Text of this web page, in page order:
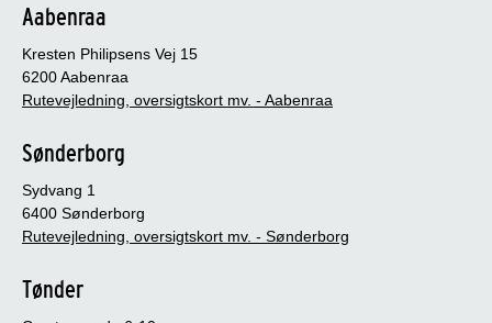
Aabenraa
Kresten Philipsens Vej 15
6200 Aabenraa
Rutevejledning, oversigtskort mv. - Aabenraa
Sønderborg
Sydvang 1
6400 Sønderborg
Rutevejledning, oversigtskort mv. - Sønderborg
Tønder